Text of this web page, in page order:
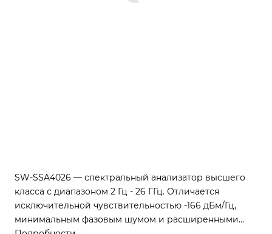
SW-SSA4026 — спектральный анализатор высшего
класса с диапазоном 2 Гц - 26 ГГц. Отличается
исключительной чувствительностью -166 дБм/Гц,
минимальным фазовым шумом и расширенными